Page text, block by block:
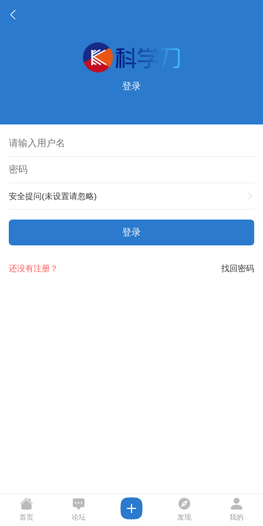
登录
安全提问(未设置请忽略)
登录
找回密码
还没有注册？
首页 论坛 发现 我的